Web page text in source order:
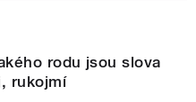
rodu jsou slova
rukojmí